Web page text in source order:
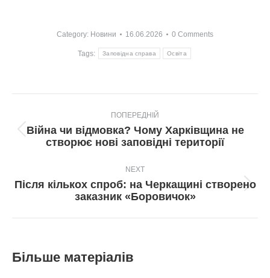
Category: Новини 16.06.2026 0 Comments
Tags: Заповідна справа Освіта
navigation
ПОПЕРЕДНІЙ
Попередній
пост:
Війна чи відмовка? Чому Харківщина не
створює нові заповідні території
NEXT
Next
post:
Після кількох спроб: на Черкащині створено
заказник «Боровичок»
Більше матеріалів